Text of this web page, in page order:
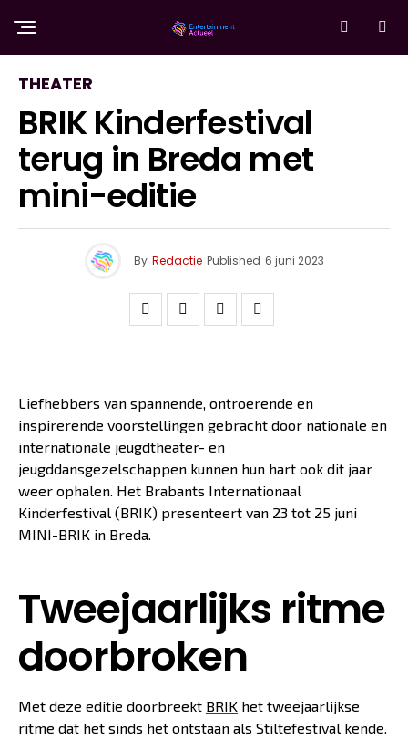
THEATER
BRIK Kinderfestival
terug in Breda met
mini-editie
By Redactie Published 6 juni 2023
Liefhebbers van spannende, ontroerende en
inspirerende voorstellingen gebracht door nationale en
internationale jeugdtheater- en
jeugddansgezelschappen kunnen hun hart ook dit jaar
weer ophalen. Het Brabants Internationaal
Kinderfestival (BRIK) presenteert van 23 tot 25 juni
MINI-BRIK in Breda.
Tweejaarlijks ritme
doorbroken
Met deze editie doorbreekt BRIK het tweejaarlijkse
ritme dat het sinds het ontstaan als Stiltefestival kende.